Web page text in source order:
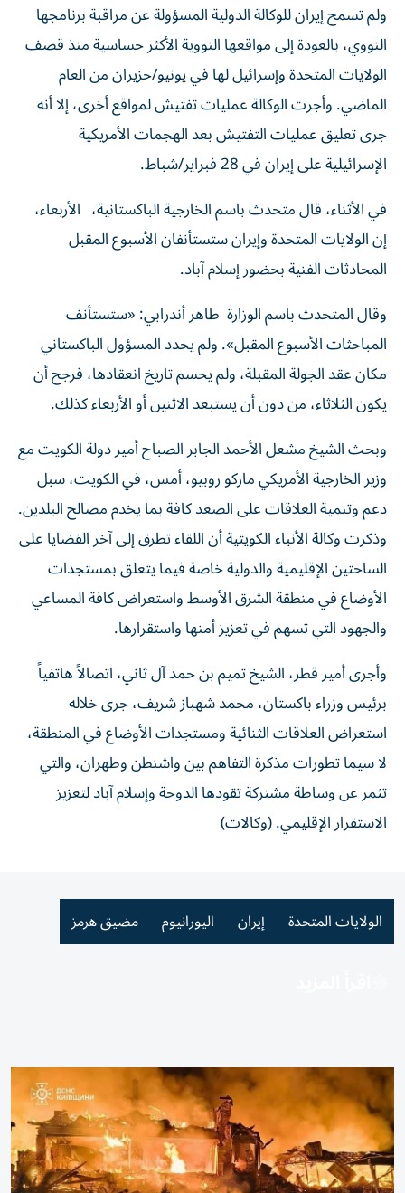
ولم تسمح إيران للوكالة الدولية المسؤولة عن مراقبة برنامجها
النووي، بالعودة إلى مواقعها النووية الأكثر حساسية منذ قصف
الولايات المتحدة وإسرائيل لها في يونيو/حزيران من العام
الماضي. وأجرت الوكالة عمليات تفتيش لمواقع أخرى، إلا أنه
جرى تعليق عمليات التفتيش بعد الهجمات الأمريكية
الإسرائيلية ‌على إيران في 28 فبراير/شباط.
في الأثناء، قال متحدث باسم الخارجية الباكستانية، الأربعاء،
إن الولايات المتحدة وإيران ستستأنفان الأسبوع المقبل
المحادثات الفنية بحضور إسلام آباد.
وقال المتحدث باسم الوزارة طاهر أندرابي: «ستستأنف
المباحثات الأسبوع المقبل». ولم يحدد المسؤول الباكستاني
مكان عقد الجولة المقبلة، ولم يحسم تاريخ انعقادها، فرجح أن
يكون الثلاثاء، من دون أن يستبعد الاثنين أو الأربعاء كذلك.
وبحث الشيخ مشعل الأحمد الجابر الصباح أمير دولة الكويت مع
وزير الخارجية الأمريكي ماركو روبيو، أمس، في الكويت، سبل
دعم وتنمية العلاقات على الصعد كافة بما يخدم مصالح البلدين.
وذكرت وكالة الأنباء الكويتية أن اللقاء تطرق إلى آخر القضايا على
الساحتين الإقليمية والدولية خاصة فيما يتعلق بمستجدات
الأوضاع في منطقة الشرق الأوسط واستعراض كافة المساعي
والجهود التي تسهم في تعزيز أمنها واستقرارها.
وأجرى أمير قطر، الشيخ تميم بن حمد آل ثاني، اتصالاً هاتفياً
برئيس وزراء باكستان، محمد شهباز شريف، جرى خلاله
استعراض العلاقات الثنائية ومستجدات الأوضاع في المنطقة،
لا سيما تطورات مذكرة التفاهم بين واشنطن وطهران، والتي
تثمر عن وساطة مشتركة تقودها الدوحة وإسلام آباد لتعزيز
الاستقرار الإقليمي. (وكالات)
الولايات المتحدة إيران اليورانيوم مضيق هرمز